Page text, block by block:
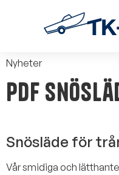
Nyheter
PDF
Snösläde för
Vår smidiga och